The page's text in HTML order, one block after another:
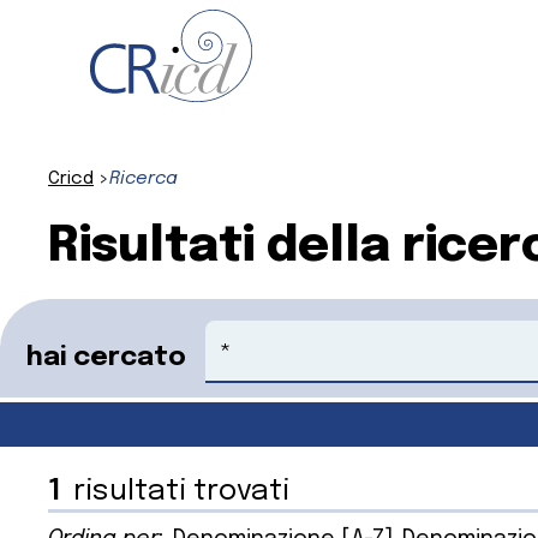
Cricd Ricerca
Risultati della
hai cercato
Cerca
1 risultati trovati